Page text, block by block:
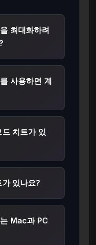
최대화하려
사용하면 계
치트가 있
있나요?
Mac과 PC